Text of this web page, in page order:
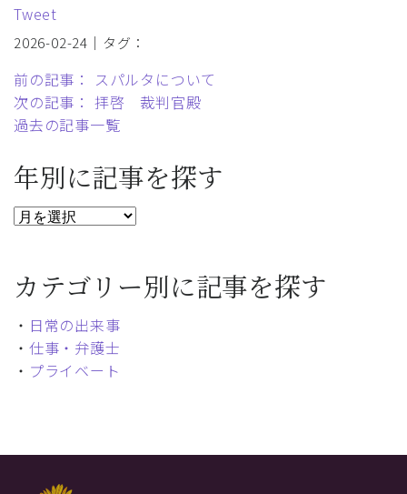
Tweet
2026-02-24｜タグ：
前の記事： スパルタについて
次の記事： 拝啓 裁判官殿
過去の記事一覧
年別に記事を探す
カテゴリー別に記事を探す
・ 日常の出来事
・ 仕事・弁護士
・ プライベート